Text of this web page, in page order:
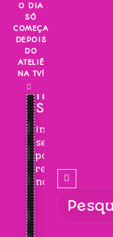
Skip
content
O DIA
SÓ
COMEÇA
DEPOIS
DO
ATELIÊ
NA TV!
INSCREVA-
SE!
Inscreva-
se
para
receber
novidades!